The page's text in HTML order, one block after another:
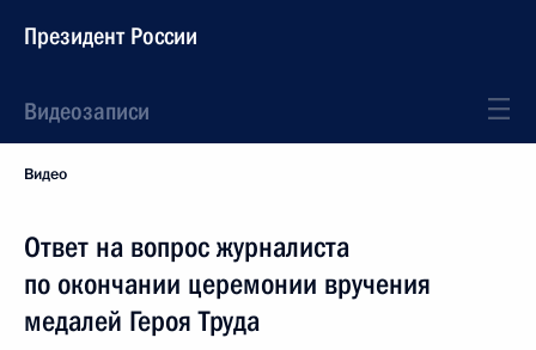
Президент России
Видеозаписи
Видео
Ответ на вопрос журналиста
по окончании церемонии вручения
медалей Героя Труда